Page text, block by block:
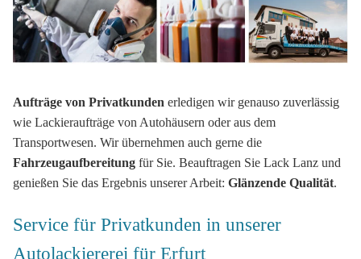
Aufträge von Privatkunden erledigen wir genauso zuverlässig
wie Lackieraufträge von Autohäusern oder aus dem
Transportwesen. Wir übernehmen auch gerne die
Fahrzeugaufbereitung für Sie. Beauftragen Sie Lack Lanz und
genießen Sie das Ergebnis unserer Arbeit: Glänzende Qualität.
Service für Privatkunden in unserer
Autolackiererei für Erfurt